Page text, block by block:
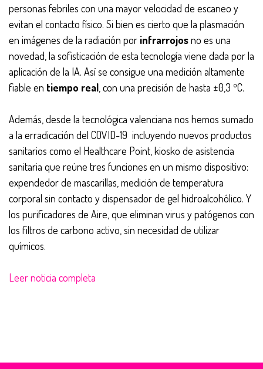
personas febriles con una mayor velocidad de escaneo y
evitan el contacto físico. Si bien es cierto que la plasmación
en imágenes de la radiación por infrarrojosno es una
novedad, la sofisticación de esta tecnología viene dada por la
aplicación de la IA. Así se consigue una medición altamente
fiable en tiempo real , con una precisión de hasta ±0,3 ºC.
Además, desde la tecnológica valenciana nos hemos sumado
a la erradicación del COVID-19 incluyendo nuevos productos
sanitarios como el Healthcare Point, kiosko de asistencia
sanitaria que reúne tres funciones en un mismo dispositivo:
expendedor de mascarillas, medición de temperatura
corporal sin contacto y dispensador de gel hidroalcohólico. Y
los purificadores de Aire, que eliminan virus y patógenos con
los filtros de carbono activo, sin necesidad de utilizar
químicos.
Leer noticia completa